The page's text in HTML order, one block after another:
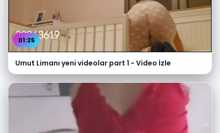
01:25
Umut Limanı yeni videolar part 1 - Video İzle